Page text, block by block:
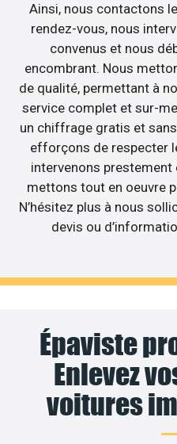
Ainsi, nous contactons
rendez-vous, nous
convenus et nous
encombrant. Nous
de qualité, permettant à
service complet et sur-
un chiffrage gratis et
efforçons de respecter
intervenons
mettons tout en oeuvre
N’hésitez plus à nous
devis ou
Épaviste
Enlevez
voitures